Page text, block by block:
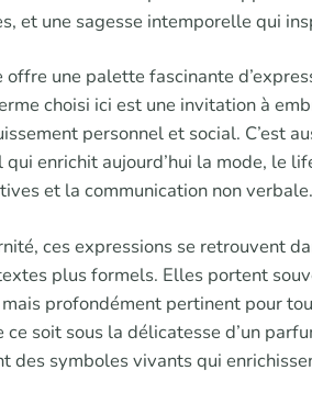
et une sagesse intemporelle qui
une palette fascinante
choisi ici est une invitation à
personnel et social. C’est
enrichit aujourd’hui la mode, le
et la communication non verbale.
ces expressions se retrouvent
plus formels. Elles portent
profondément pertinent pour
soit sous la délicatesse d’un
des symboles vivants qui